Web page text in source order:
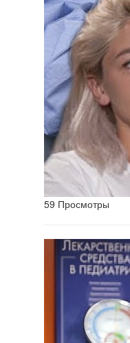
59 Просмотры